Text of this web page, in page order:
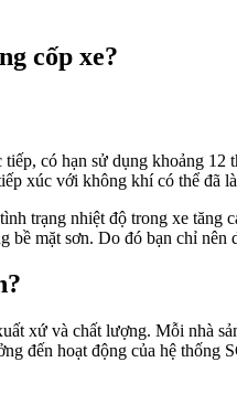
cốp xe?
có hạn sử dụng khoảng
xúc với không khí có thể đã
trạng nhiệt độ trong xe
mặt sơn. Do đó bạn chỉ
xứ và chất lượng. Mỗi nhà
đến hoạt động của hệ